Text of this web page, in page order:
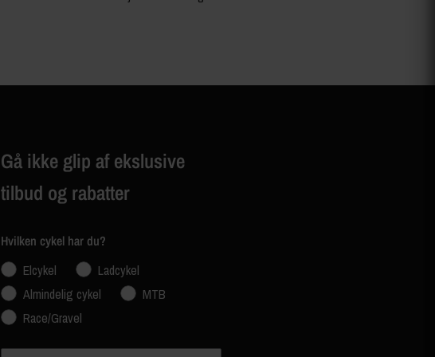
Gå ikke glip af ekslusive
tilbud og rabatter
Hvilken cykel har du?
Elcykel
Ladcykel
Almindelig cykel
MTB
Race/Gravel